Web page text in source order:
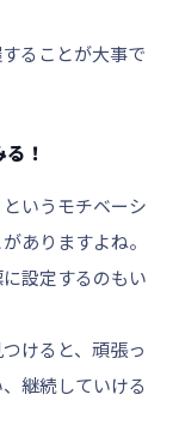
ることが大事で
！
いうモチベーシ
ありますよね。
設定するのもい
けると、頑張っ
継続していける